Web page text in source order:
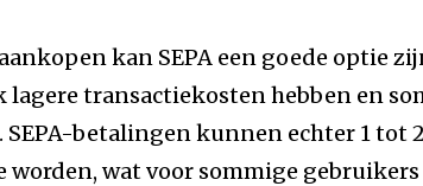
kan SEPA een goede optie
lagere transactiekosten hebben en
betalingen kunnen echter 1 tot 2
wat voor sommige gebruikers